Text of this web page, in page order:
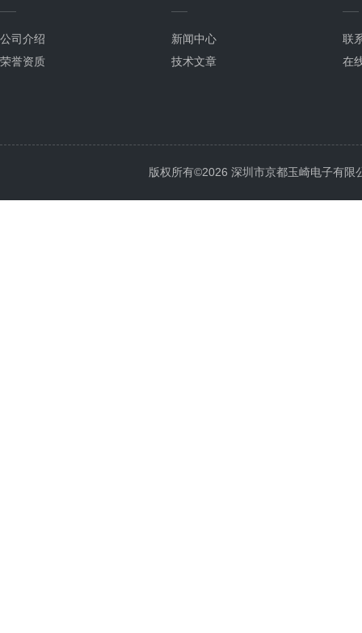
公司介绍
荣誉资质
新闻中心
技术文章
联
在
版权所有©2026 深圳市京都玉崎电子有